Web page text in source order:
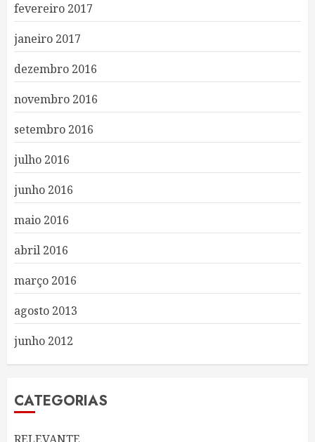
fevereiro 2017
janeiro 2017
dezembro 2016
novembro 2016
setembro 2016
julho 2016
junho 2016
maio 2016
abril 2016
março 2016
agosto 2013
junho 2012
CATEGORIAS